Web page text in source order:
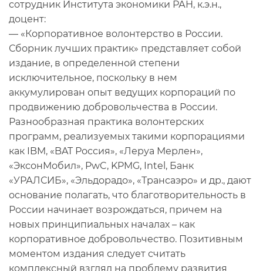
сотрудник Института экономики РАН, к.э.н.,
доцент:
— «Корпоративное волонтерство в России.
Сборник лучших практик» представляет собой
издание, в определенной степени
исключительное, поскольку в нем
аккумулирован опыт ведущих корпораций по
продвижению добровольчества в России.
Разнообразная практика волонтерских
программ, реализуемых такими корпорациями
как IBM, «BAT Россия», «Леруа Мерлен»,
«ЭксонМобил», PwC, KPMG, Intel, Банк
«УРАЛСИБ», «Эльдорадо», «Трансаэро» и др., дают
основание полагать, что благотворительность в
России начинает возрождаться, причем на
новых принципиальных началах – как
корпоративное добровольчество. Позитивным
моментом издания следует считать
комплексный взгляд на проблему развития